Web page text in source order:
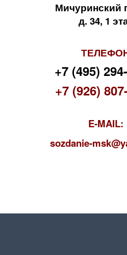
Мичуринский
д. 34, 1
+7 (495)
+7 (926)
E-MAIL:
sozdanie-